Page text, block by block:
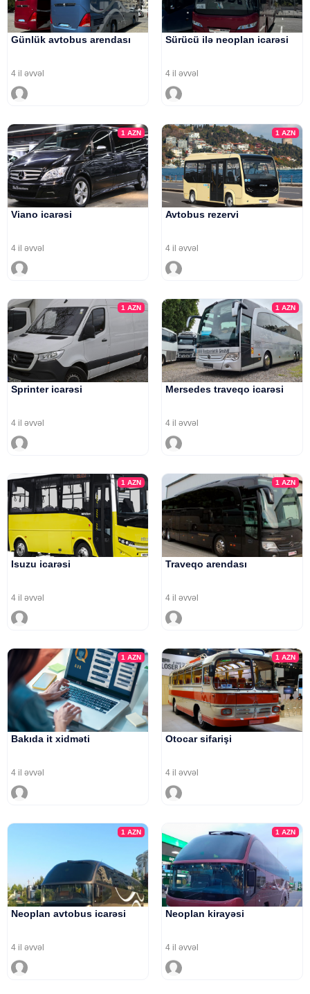
Günlük avtobus arendası
4 il əvvəl
Sürücü ilə neoplan icarəsi
4 il əvvəl
1AZN
Viano icarəsi
4 il əvvəl
1 AZN
Avtobus rezervi
4 il əvvəl
1AZN
Sprinter icarəsi
4 il əvvəl
1 AZN
Mersedes traveqo icarəsi
4 il əvvəl
1AZN
Isuzu icarəsi
4 il əvvəl
1 AZN
Traveqo arendası
4 il əvvəl
1AZN
Bakıda it xidməti
4 il əvvəl
1 AZN
Otocar sifarişi
4 il əvvəl
1AZN
Neoplan avtobus icarəsi
4 il əvvəl
1 AZN
Neoplan kirayəsi
4 il əvvəl